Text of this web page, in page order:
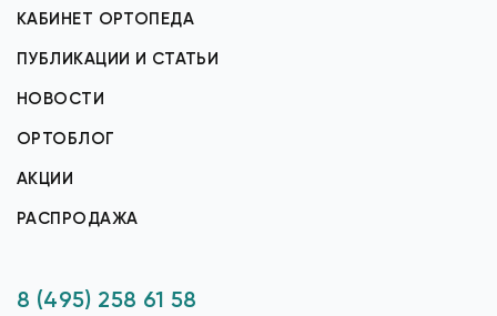
КАБИНЕТ ОРТОПЕДА
ПУБЛИКАЦИИ И СТАТЬИ
НОВОСТИ
ОРТОБЛОГ
АКЦИИ
РАСПРОДАЖА
8 (495) 258 61 58